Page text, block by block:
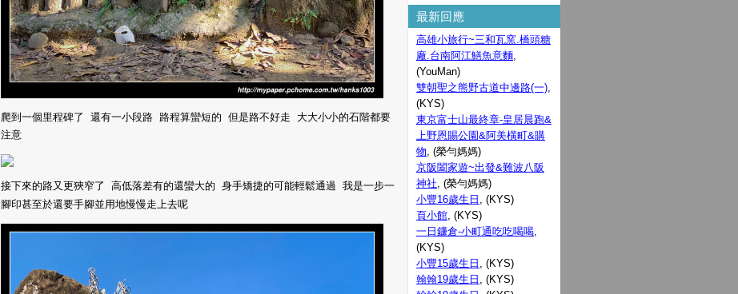
爬到一個里程碑了 還有一小段路 路程算蠻短的 但是路不好走 大大小小的石階都要
注意
接下來的路又更狹窄了 高低落差有的還蠻大的 身手矯捷的可能輕鬆通過 我是一步一
腳印甚至於還要手腳並用地慢慢走上去呢
最新回應
高雄小旅行~三和瓦窯.橋頭糖
廠.台南阿江鱔魚意麵,
(YouMan)
雙朝聖之熊野古道中邊路(一),
(KYS)
東京富士山最終章-皇居晨跑&
上野恩賜公園&阿美橫町&購
物, (榮勻媽媽)
京阪闔家遊~出發&難波八阪
神社, (榮勻媽媽)
小豐16歲生日 , (KYS)
頁小館, (KYS)
一日鐮倉-小町通吃吃喝喝,
(KYS)
小豐15歲生日 , (KYS)
翰翰19歲生日 , (KYS)